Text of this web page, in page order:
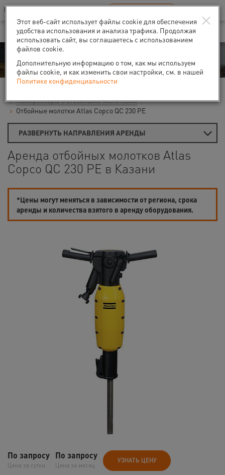
Ваш город:Казань
В Вашем регионе нет наших офисов RU EN
Аренда
Компрессоры с отбойными молотками
Отбойные молотки Atlas Copco QC 230 PE
РАЗВЕРНУТЬ НАПРАВЛЕНИЯ АРЕНДЫ
Аренда отбойных молотков Atlas
Copco QC 230 PE в Казани
*Цены могут меняться в зависимости от региона, срока
аренды и количества взятого в аренду оборудования.
По запросу
Цена за сутки
По запросу
Цена за месяц
УЗНАТЬ ЦЕНУ
×
Этот веб-сайт использует файлы cookie для обеспечения
удобства использования и анализа трафика. Продолжая
использовать сайт, вы соглашаетесь с использованием
файлов cookie.
Дополнительную информацию о том, как мы используем
файлы cookie, и как изменить свои настройки, см. в нашей
Политике конфиденциальности